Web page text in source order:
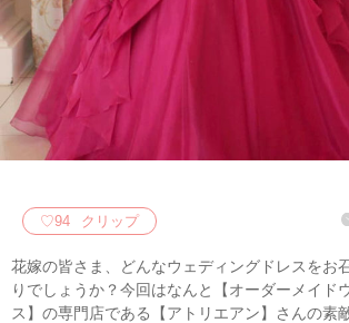
♡94 クリップ
花嫁の皆さま、どんなウェディングドレスをお
りでしょうか？今回はなんと【オーダーメイド
ス】の専門店である【アトリエアン】さんの素